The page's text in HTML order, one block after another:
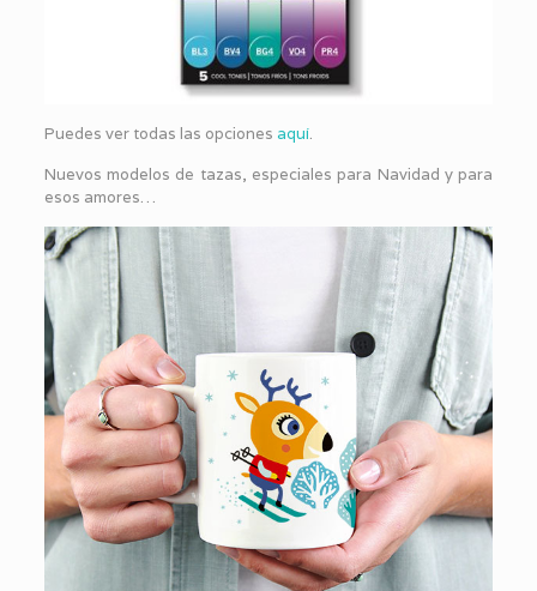
Puedes ver todas las opciones aquí.
Nuevos modelos de tazas, especiales para Navidad y para
esos amores…